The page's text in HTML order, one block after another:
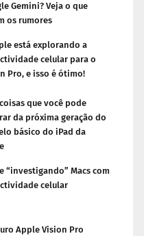
Gemini? Veja o que
os rumores
está explorando a
celular para o
Pro, e isso é ótimo!
que você pode
da próxima geração do
básico do iPad da
“investigando” Macs com
celular
Apple Vision Pro